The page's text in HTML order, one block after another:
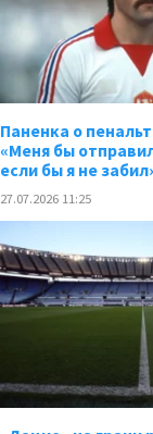
Паненка o
«Меня бы
если бы я не
27.07.2026 11:25